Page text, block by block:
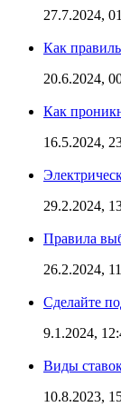
27.7.2024,
Как
20.6.2024,
Как
16.5.2024,
29.2.2024,
Правила
26.2.2024,
Сделайте
9.1.2024,
Виды
10.8.2023,